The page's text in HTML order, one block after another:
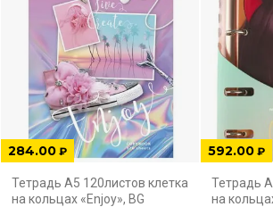
284.00 ₽
Тетрадь А5 120листов клетка
на кольцах «Enjoy», BG
592.00 ₽
Тетрадь
на